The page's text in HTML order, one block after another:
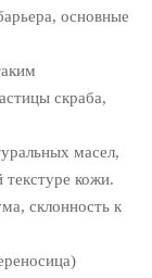
основные
скраба,
масел,
кожи.
склонность к